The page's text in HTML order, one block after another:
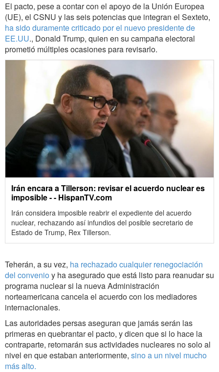
El pacto, pese a contar con el apoyo de la Unión Europea
(UE), el CSNU y las seis potencias que integran el Sexteto,
ha sido duramente criticado por el nuevo presidente de
EE.UU., Donald Trump, quien en su campaña electoral
prometió múltiples ocasiones para revisarlo.
Irán encara a Tillerson: revisar el acuerdo nuclear es
imposible - - HispanTV.com
Irán considera imposible reabrir el expediente del acuerdo
nuclear, rechazando así infundios del posible secretario de
Estado de Trump, Rex Tillerson.
Teherán, a su vez, ha rechazado cualquier renegociación
del convenio y ha asegurado que está listo para reanudar su
programa nuclear si la nueva Administración
norteamericana cancela el acuerdo con los mediadores
internacionales.
Las autoridades persas aseguran que jamás serán las
primeras en quebrantar el pacto, y dicen que si lo hace la
contraparte, retomarán sus actividades nucleares no solo al
nivel en que estaban anteriormente, sino a un nivel mucho
más alto.